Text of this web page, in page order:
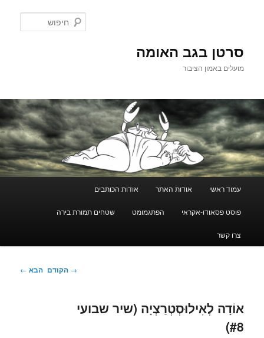
סרטן בגב האומה
מועלים באמון הציבור
עמוד ראשי אודות האתר אודות הכותבים
פוסט פסאודו-אקראי הפתגמומט שטחים תמורת בירה
צרו קשר
ניווט
→ הקודם הבא ←
אוֹדָה לְאִילוּסְטְרַצְיָה (שיר שבועי
#8)